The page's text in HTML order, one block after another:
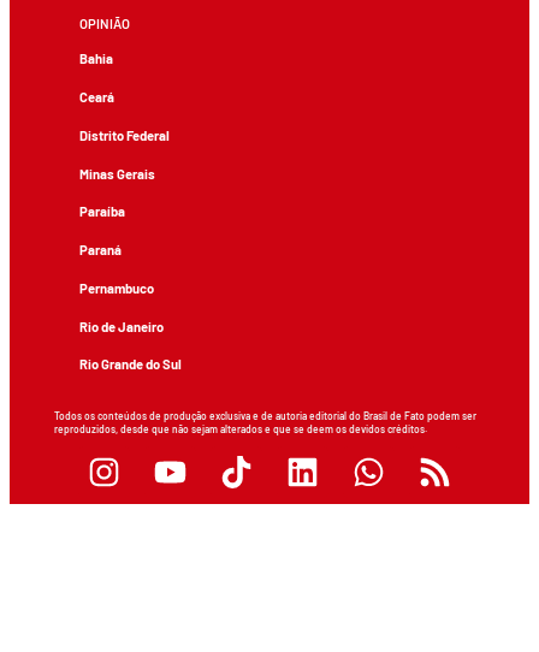
OPINIÃO
Bahia
Ceará
Distrito Federal
Minas Gerais
Paraíba
Paraná
Pernambuco
Rio de Janeiro
Rio Grande do Sul
Todos os conteúdos de produção exclusiva e de autoria editorial do Brasil de Fato podem ser
reproduzidos, desde que não sejam alterados e que se deem os devidos créditos.